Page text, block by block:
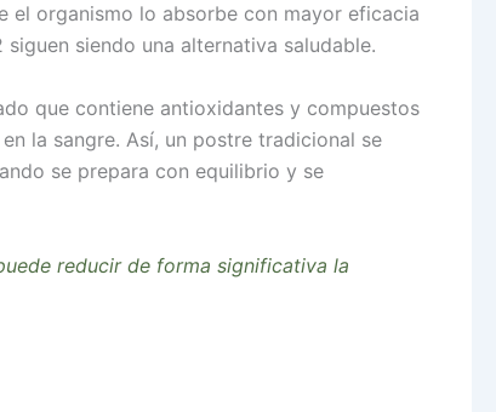
el organismo lo absorbe con mayor eficacia
siendo una alternativa saludable.
que contiene antioxidantes y compuestos
la sangre. Así, un postre tradicional se
se prepara con equilibrio y se
reducir de forma significativa la